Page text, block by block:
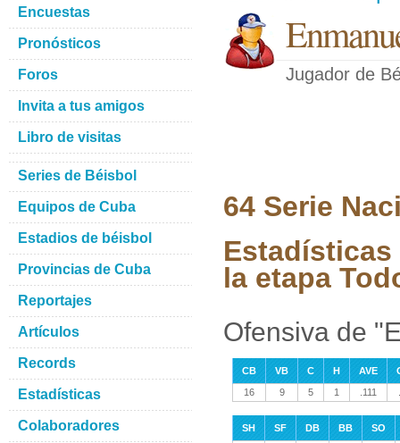
Jugador de
64 Serie
Estadísticas
la etapa
Ofensiva de
CB VB C H AVE
16
9 5 1 .111
SH SF DB BB
SO
Encuestas
Pronósticos
Foros
Invita a tus amigos
Libro de visitas
Series de Béisbol
Equipos de Cuba
Estadios de béisbol
Provincias de Cuba
Reportajes
Artículos
Records
Estadísticas
Colaboradores